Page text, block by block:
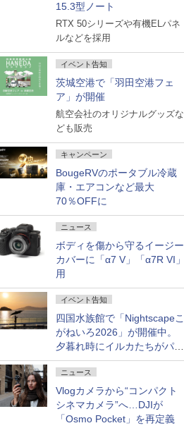
15.3型ノート
RTX 50シリーズや有機ELパネ
ルなどを採用
イベント告知
茨城空港で「羽田空港フェ
ア」が開催
航空会社のオリジナルグッズな
ども販売
キャンペーン
BougeRVのポータブル冷蔵
庫・エアコンなど最大
70％OFFに
ニュース
ボディを傷から守るイージー
カバーに「α7 V」「α7R VI」
用
イベント告知
四国水族館で「Nightscapeこ
がねいろ2026」が開催中。
夕暮れ時にイルカたちがパフ
ォーマンスを繰り広げる
ニュース
Vlogカメラから“コンパクト
シネマカメラ”へ…DJIが
「Osmo Pocket」を再定義